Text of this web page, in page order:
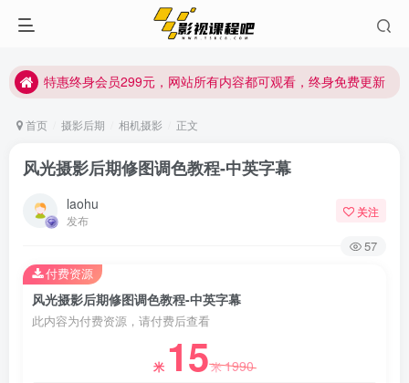
特惠终身会员299元，网站所有内容都可观看，终身免费更新
特惠终身会员299元，网站所有内容都可观看，终身免费更新
首页 摄影后期 相机摄影 正文
风光摄影后期修图调色教程-中英字幕
laohu
发布
关注
57
风光摄影后期修图调色教程-中英字幕
此内容为付费资源，请付费后查看
米 15米1990
付费资源